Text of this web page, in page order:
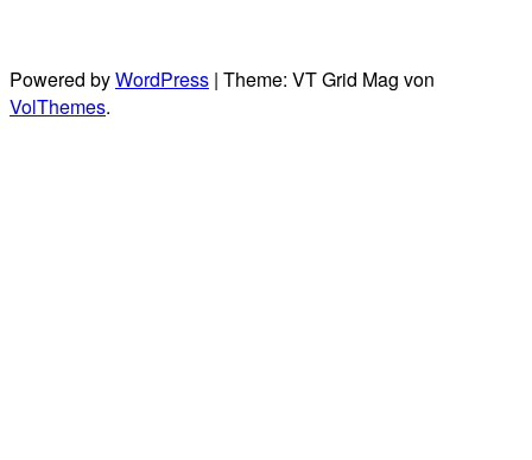
Powered byWordPress | Theme: VT Grid Mag von
VolThemes.